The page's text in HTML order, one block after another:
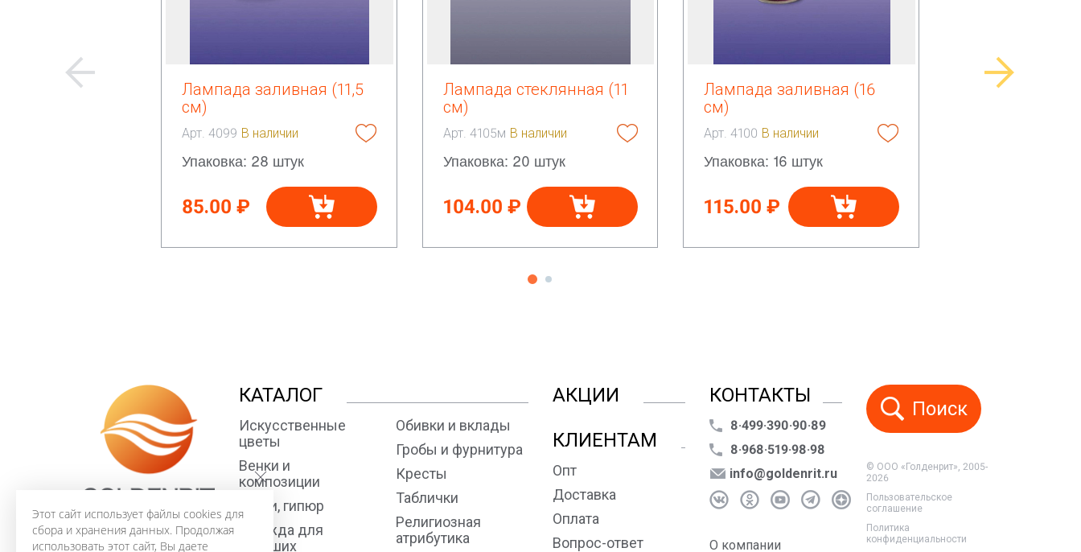
Лампада заливная (11,5
см)
Арт. 4099 В наличии
Упаковка: 28 штук
85.00 ₽
Лампада стеклянная (11
см)
Арт. 4105м В наличии
Упаковка: 20 штук
104.00 ₽
Лампада заливная (16
см)
Арт. 4100 В наличии
Упаковка: 16 штук
115.00 ₽
КАТАЛОГ
Искусственные
цветы
Венки и
композиции
Ткани, гипюр
Одежда для
усопших
Обивки и вклады
Гробы и фурнитура
Кресты
Таблички
Религиозная
атрибутика
АКЦИИ
КЛИЕНТАМ
Опт
Доставка
Оплата
Вопрос-ответ
КОНТАКТЫ
8·499·390·90·89
8·968·519·98·98
info@goldenrit.ru
О компании
Поиск
© ООО «Голденрит», 2005-
2026
Пользовательское
соглашение
Политика
конфиденциальности
Этот сайт использует файлы cookies для
сбора и хранения данных. Продолжая
использовать этот сайт, Вы даете